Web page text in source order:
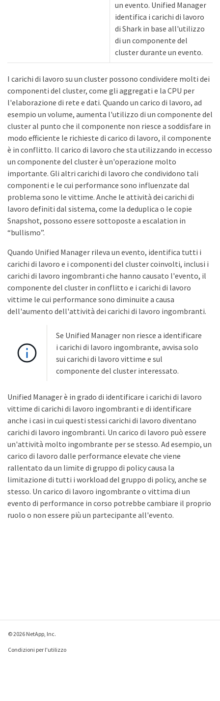
un evento. Unified Manager
identifica i carichi di lavoro
di Shark in base all'utilizzo
di un componente del
cluster durante un evento.
I carichi di lavoro su un cluster possono condividere molti dei
componenti del cluster, come gli aggregati e la CPU per
l'elaborazione di rete e dati. Quando un carico di lavoro, ad
esempio un volume, aumenta l'utilizzo di un componente del
cluster al punto che il componente non riesce a soddisfare in
modo efficiente le richieste di carico di lavoro, il componente
è in conflitto. Il carico di lavoro che sta utilizzando in eccesso
un componente del cluster è un'operazione molto
importante. Gli altri carichi di lavoro che condividono tali
componenti e le cui performance sono influenzate dal
problema sono le vittime. Anche le attività dei carichi di
lavoro definiti dal sistema, come la deduplica o le copie
Snapshot, possono essere sottoposte a escalation in
“bullismo”.
Quando Unified Manager rileva un evento, identifica tutti i
carichi di lavoro e i componenti del cluster coinvolti, inclusi i
carichi di lavoro ingombranti che hanno causato l'evento, il
componente del cluster in conflitto e i carichi di lavoro
vittime le cui performance sono diminuite a causa
dell'aumento dell'attività dei carichi di lavoro ingombranti.
Se Unified Manager non riesce a identificare
i carichi di lavoro ingombrante, avvisa solo
sui carichi di lavoro vittime e sul
componente del cluster interessato.
Unified Manager è in grado di identificare i carichi di lavoro
vittime di carichi di lavoro ingombranti e di identificare
anche i casi in cui questi stessi carichi di lavoro diventano
carichi di lavoro ingombranti. Un carico di lavoro può essere
un'attività molto ingombrante per se stesso. Ad esempio, un
carico di lavoro dalle performance elevate che viene
rallentato da un limite di gruppo di policy causa la
limitazione di tutti i workload del gruppo di policy, anche se
stesso. Un carico di lavoro ingombrante o vittima di un
evento di performance in corso potrebbe cambiare il proprio
ruolo o non essere più un partecipante all'evento.
© 2026 NetApp, Inc.
Condizioni per l'utilizzo